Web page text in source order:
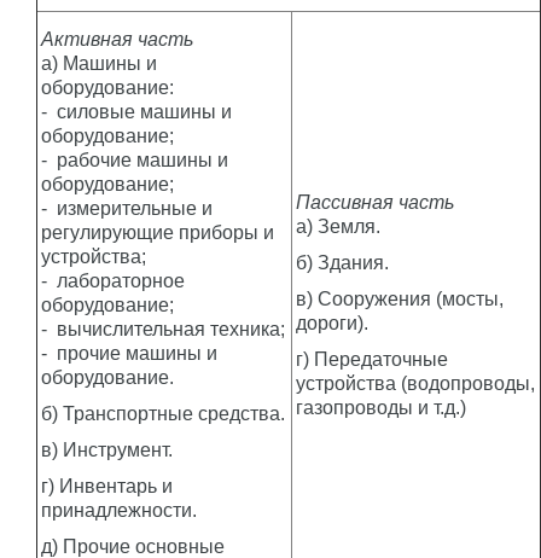
Активная часть
а) Машины и
оборудование:
- силовые машины и
оборудование;
- рабочие машины и
оборудование;
- измерительные и
регулирующие приборы и
устройства;
- лабораторное
оборудование;
- вычислительная техника;
- прочие машины и
оборудование.
б) Транспортные средства.
в) Инструмент.
г) Инвентарь и
принадлежности.
д) Прочие основные
Пассивная часть
а) Земля.
б) Здания.
в) Сооружения (мосты,
дороги).
г) Передаточные
устройства (водопроводы,
газопроводы и т.д.)